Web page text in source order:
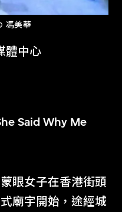
馮美華
體中心
Said Why Me
眼女子在香港街頭
廟宇開始，途經城
十一世紀視覺